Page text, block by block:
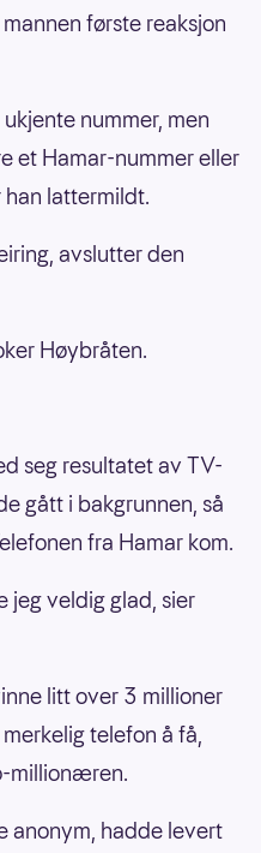
første reaksjon
nummer, men
et Hamar-nummer eller
han lattermildt.
avslutter den
Høybråten.
seg resultatet av TV-
gått i bakgrunnen, så
fra Hamar kom.
jeg veldig glad, sier
litt over 3 millioner
telefon å få,
millionæren.
anonym, hadde levert